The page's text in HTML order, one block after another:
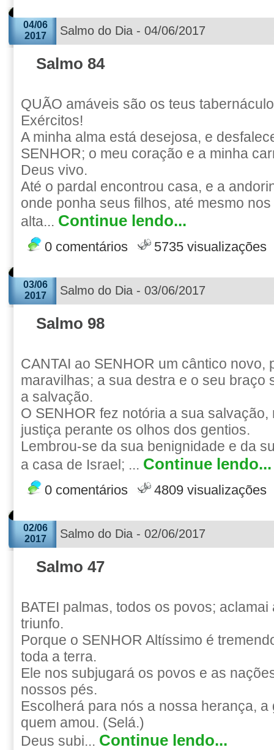
04/06
2017
Salmo do Dia - 04/06/2017
Salmo 84
QUÃO amáveis são os teus
Exércitos!
A minha alma está desejosa, e
SENHOR; o meu coração e a minha
Deus vivo.
Até o pardal encontrou casa, e a
onde ponha seus filhos, até mesmo
alta... Continue lendo...
0 comentários 5735 visualizações
03/06
2017
Salmo do Dia - 03/06/2017
Salmo 98
CANTAI ao SENHOR um cântico novo,
maravilhas; a sua destra e o seu braço
a salvação.
O SENHOR fez notória a sua salvação,
justiça perante os olhos dos gentios.
Lembrou-se da sua benignidade e da
a casa de Israel; ... Continue lendo...
0 comentários 4809 visualizações
02/06
2017
Salmo do Dia - 02/06/2017
Salmo 47
BATEI palmas, todos os povos;
triunfo.
Porque o SENHOR Altíssimo é
toda a terra.
Ele nos subjugará os povos e as
nossos pés.
Escolherá para nós a nossa herança, a
quem amou. (Selá.)
Deus subi... Continue lendo...